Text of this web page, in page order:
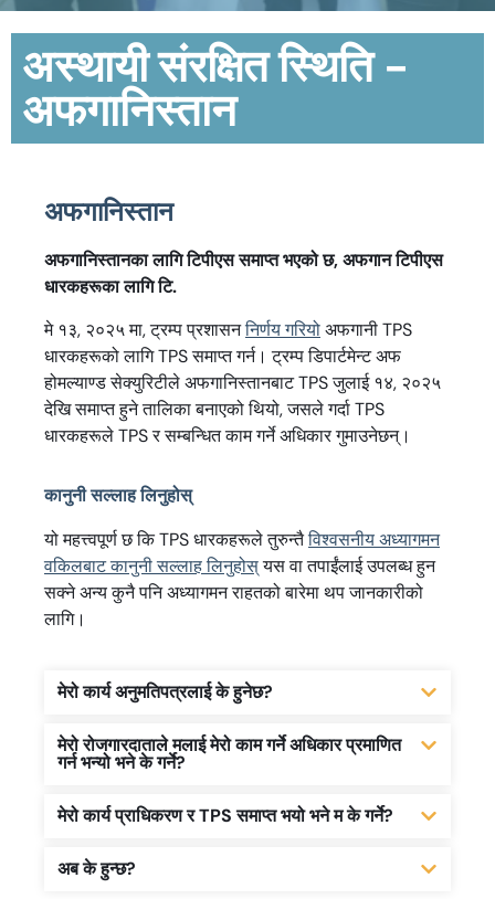
अस्थायी संरक्षित स्थिति -
अफगानिस्तान​
अफगानिस्तान
अफगानिस्तानका लागि टिपीएस समाप्त भएको छ, अफगान टिपीएस
धारकहरूका लागि टि.
मे १३, २०२५ मा, ट्रम्प प्रशासननिर्णय गरियोअफगानी TPS
धारकहरूको लागि TPS समाप्त गर्न। ट्रम्प डिपार्टमेन्ट अफ
होमल्याण्ड सेक्युरिटीले अफगानिस्तानबाट TPS जुलाई १४, २०२५
देखि समाप्त हुने तालिका बनाएको थियो, जसले गर्दा TPS
धारकहरूले TPS र सम्बन्धित काम गर्ने अधिकार गुमाउनेछन्।
कानुनी सल्लाह लिनुहोस्
यो महत्त्वपूर्ण छ कि TPS धारकहरूले तुरुन्तैविश्वसनीय अध्यागमन
वकिलबाट कानुनी सल्लाह लिनुहोस्यस वा तपाईंलाई उपलब्ध हुन
सक्ने अन्य कुनै पनि अध्यागमन राहतको बारेमा थप जानकारीको
लागि।
मेरो कार्य अनुमतिपत्रलाई के हुनेछ?
मेरो रोजगारदाताले मलाई मेरो काम गर्ने अधिकार प्रमाणित
गर्न भन्यो भने के गर्ने?
मेरो कार्य प्राधिकरण र TPS समाप्त भयो भने म के गर्ने?
अब के हुन्छ?